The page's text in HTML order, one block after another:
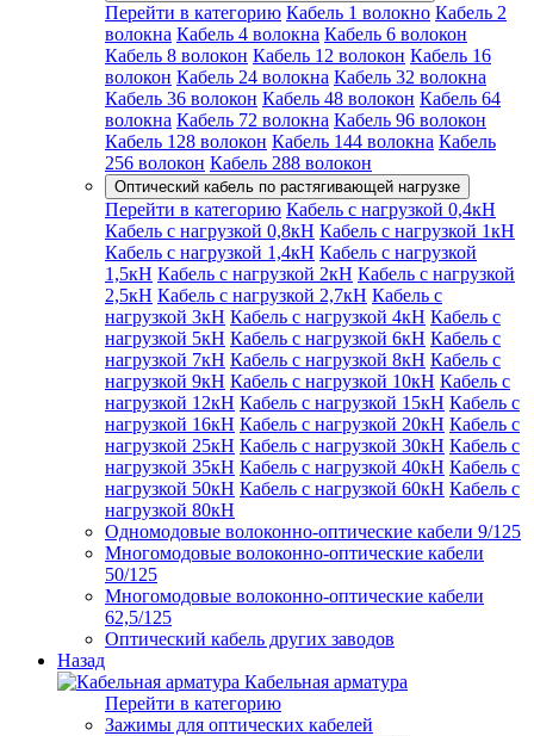
Перейти в категорию Кабель 1 волокно Кабель 2
волокна Кабель 4 волокна Кабель 6 волокон
Кабель 8 волокон Кабель 12 волокон Кабель 16
волокон Кабель 24 волокна Кабель 32 волокна
Кабель 36 волокон Кабель 48 волокон Кабель 64
волокна Кабель 72 волокна Кабель 96 волокон
Кабель 128 волокон Кабель 144 волокна Кабель
256 волокон Кабель 288 волокон
Оптический кабель по растягивающей нагрузке
Перейти в категорию Кабель с нагрузкой 0,4кН
Кабель с нагрузкой 0,8кН Кабель с нагрузкой 1кН
Кабель с нагрузкой 1,4кН Кабель с нагрузкой
1,5кН Кабель с нагрузкой 2кН Кабель с нагрузкой
2,5кН Кабель с нагрузкой 2,7кН Кабель с
нагрузкой 3кН Кабель с нагрузкой 4кН Кабель с
нагрузкой 5кН Кабель с нагрузкой 6кН Кабель с
нагрузкой 7кН Кабель с нагрузкой 8кН Кабель с
нагрузкой 9кН Кабель с нагрузкой 10кН Кабель с
нагрузкой 12кН Кабель с нагрузкой 15кН Кабель с
нагрузкой 16кН Кабель с нагрузкой 20кН Кабель с
нагрузкой 25кН Кабель с нагрузкой 30кН Кабель с
нагрузкой 35кН Кабель с нагрузкой 40кН Кабель с
нагрузкой 50кН Кабель с нагрузкой 60кН Кабель с
нагрузкой 80кН
Одномодовые волоконно-оптические кабели 9/125
Многомодовые волоконно-оптические кабели
50/125
Многомодовые волоконно-оптические кабели
62,5/125
Оптический кабель других заводов
Назад
Кабельная арматура
Перейти в категорию
Зажимы для оптических кабелей